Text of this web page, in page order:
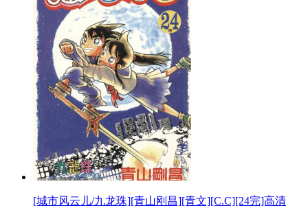
[城市风云儿/九龙珠][青山刚昌][青文][C.C][24完]高清